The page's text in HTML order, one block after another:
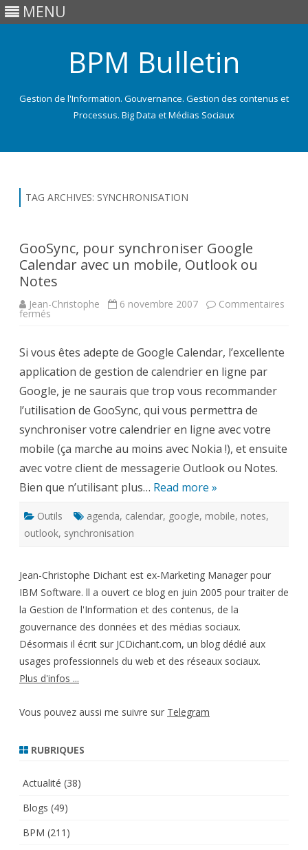
MENU
BPM Bulletin
Gestion de l'Information. Gouvernance. Gestion des contenus et
Processus. Big Data et Médias Sociaux
TAG ARCHIVES: SYNCHRONISATION
GooSync, pour synchroniser Google
Calendar avec un mobile, Outlook ou
Notes
Jean-Christophe 6 novembre 2007 Commentaires
fermés
Google
Calendar
avec
un
mobile,
Outlook
ou
Notes
Si vous êtes adepte de Google Calendar, l’excellente
application de gestion de calendrier en ligne par
Google, je ne saurais que trop vous recommander
l’utilisation de GooSync, qui vous permettra de
synchroniser votre calendrier en ligne avec votre
mobile (ça marche au moins avec Nokia !), et ensuite
avec votre client de messagerie Outlook ou Notes.
Bien que n’utilisant plus… Read more »
Outils agenda, calendar, google, mobile, notes,
outlook, synchronisation
Jean-Christophe Dichant est ex-Marketing Manager pour
IBM Software. ll a ouvert ce blog en juin 2005 pour traiter de
la Gestion de l'Information et des contenus, de la
gouvernance des données et des médias sociaux.
Désormais il écrit sur JCDichant.com, un blog dédié aux
usages professionnels du web et des réseaux sociaux.
Plus d'infos ...
Vous pouvez aussi me suivre sur Telegram
RUBRIQUES
Actualité (38)
Blogs (49)
BPM (211)